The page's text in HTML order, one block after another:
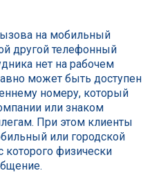
на мобильный
другой телефонный
нет на рабочем
может быть доступен
номеру, который
или знаком
При этом клиенты
или городской
которого физически